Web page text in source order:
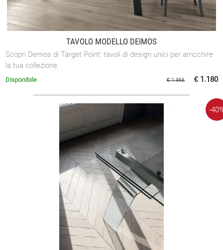
TAVOLO MODELLO DEIMOS
Scopri Demos di Target Point: tavoli di design unici per arricchire
la tua collezione.
€ 1.966 € 1.180
Disponibile
-